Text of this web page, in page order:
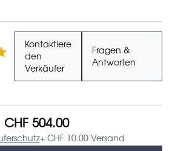
Kontaktiere
den
Verkäufer
Fragen &
Antworten
CHF 504.00
+ CHF 10.00 Versand